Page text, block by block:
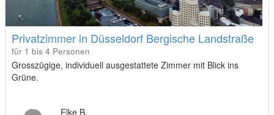
Privatzimmer in Düsseldorf Bergische Landstraße
für 1 bis 4 Personen
Grosszügige, individuell ausgestattete Zimmer mit Blick ins
Grüne.
Durchschn. Antwortzeit: 3 Tage